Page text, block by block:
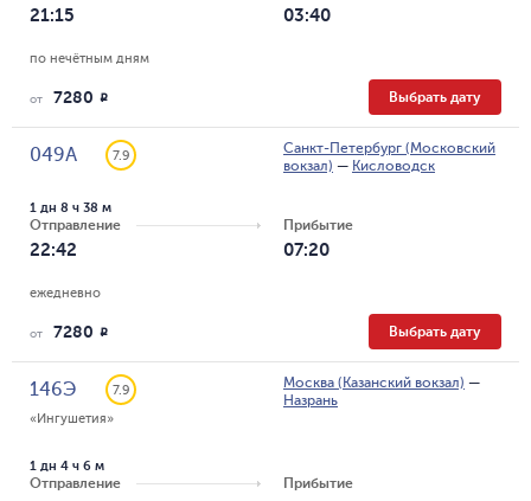
21:15 03:40
по нечётным дням
от 7280 R Выбрать дату
049А 7.9
Санкт-Петербург (Московский
вокзал) — Кисловодск
Отправление
22:42
1 дн 8 ч 38 м
Прибытие
07:20
ежедневно
от 7280 R Выбрать дату
146Э
7.9
«Ингушетия»
Москва (Казанский вокзал) —
Назрань
Отправление
1 дн 4 ч 6 м
Прибытие